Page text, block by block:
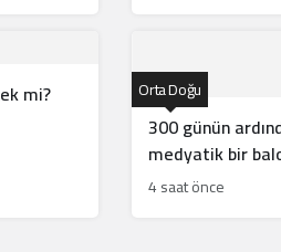
mi?
300 günün
medyatik bir
Orta Doğu
4 saat önce